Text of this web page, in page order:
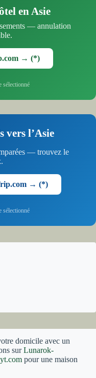
en Asie
— annulation
→ (*)
sélectionné
vers l’Asie
— trouvez le
→ (*)
sélectionné
domicile avec un
surLunarok-
pour une maison